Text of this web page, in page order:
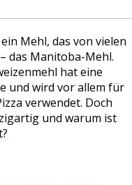
Mehl, das von vielen
das Manitoba-Mehl.
hat eine
und wird vor allem für
verwendet. Doch
und warum ist